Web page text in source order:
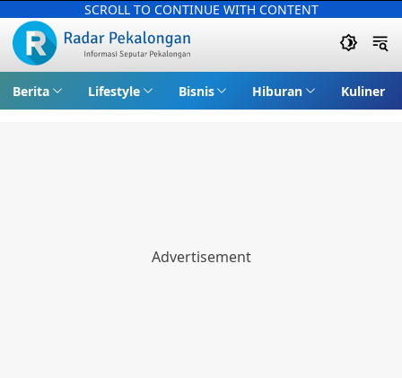
SCROLL TO CONTINUE WITH CONTENT
Berita Lifestyle Bisnis Hiburan Kuliner